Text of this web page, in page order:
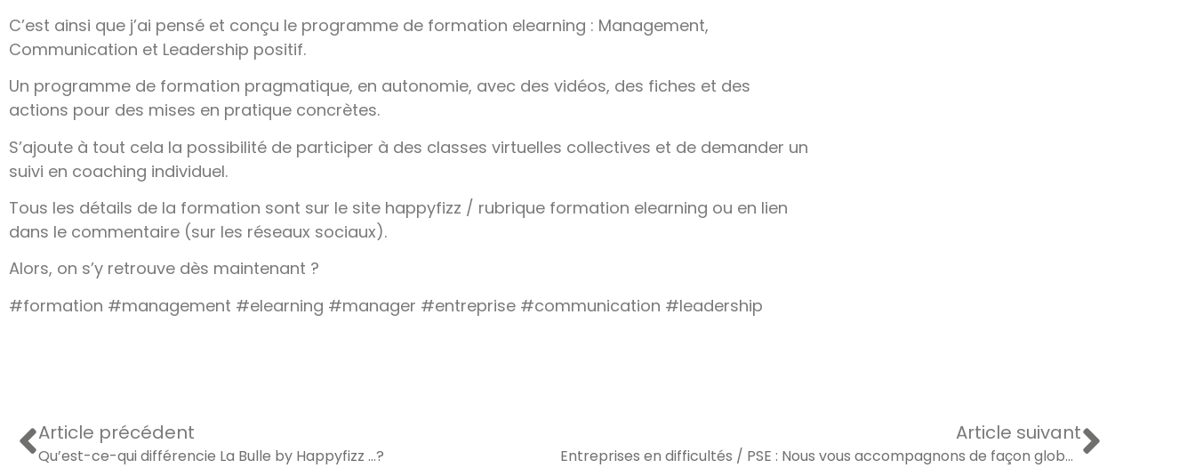
C’est ainsi que j’ai pensé et conçu le programme de formation elearning : Management,
Communication et Leadership positif.
Un programme de formation pragmatique, en autonomie, avec des vidéos, des fiches et des
actions pour des mises en pratique concrètes.
S’ajoute à tout cela la possibilité de participer à des classes virtuelles collectives et de demander un
suivi en coaching individuel.
Tous les détails de la formation sont sur le site happyfizz / rubrique formation elearning ou en lien
dans le commentaire (sur les réseaux sociaux).
Alors, on s’y retrouve dès maintenant ?
#formation #management #elearning #manager #entreprise #communication #leadership
Article précédent
Qu’est-ce-qui différencie La Bulle by Happyfizz …?
Article suivant
Entreprises en difficultés / PSE : Nous vous accompagnons de façon globale !